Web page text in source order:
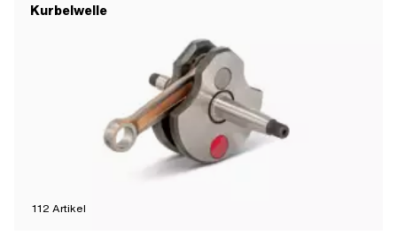
Kurbelwelle
112 Artikel